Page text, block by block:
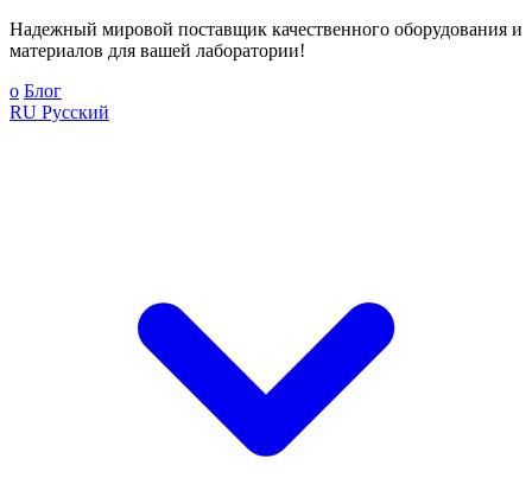
Надежный мировой поставщик качественного оборудования и
материалов для вашей лаборатории!
о Блог
RU Русский